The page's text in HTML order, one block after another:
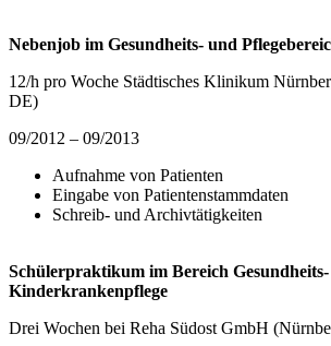
Nebenjob im Gesundheits- und
12/h pro Woche Städtisches Klinikum
DE)
09/2012 – 09/2013
Aufnahme von Patienten
Eingabe von Patientenstammdaten
Schreib- und Archivtätigkeiten
Schülerpraktikum im Bereich
Kinderkrankenpflege
Drei Wochen bei Reha Südost GmbH